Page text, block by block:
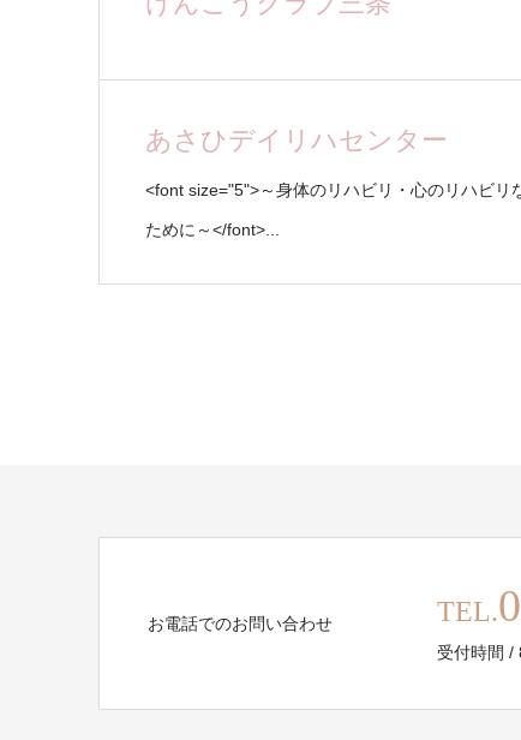
あさひデイリハセンター
<font size="5">～身体のリハビリ・心のリハビ
ために～</font>...
お電話でのお問い合わせ TEL.
受付時間 /